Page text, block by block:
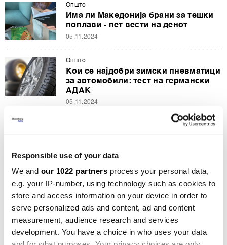
Responsible use of your data
We and our 1022 partners process your personal data,
e.g. your IP-number, using technology such as cookies to
store and access information on your device in order to
serve personalized ads and content, ad and content
measurement, audience research and services
development. You have a choice in who uses your data
Општо
Има ли Македонија брани за тешки
поплави - пет вести на денот
05.11.2024
Општо
Кои се најдобри зимски пневматици
за автомобили: тест на германски
АДАК
05.11.2024
Кои се најдобри летни пневматици
АДАК
29.03.2024
Општо
Пет вести за почеток на денот:
Возевме „Ламборгини“
29.03.2024